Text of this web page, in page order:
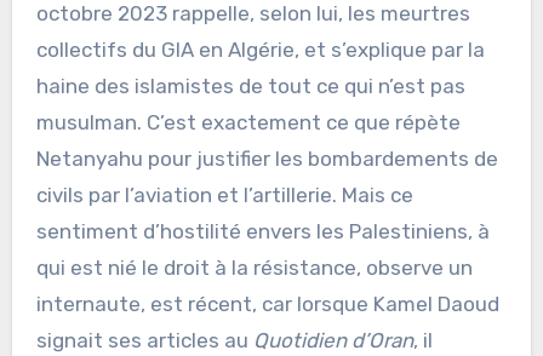
octobre 2023 rappelle, selon lui, les meurtres
collectifs du GIA en Algérie, et s’explique par la
haine des islamistes de tout ce qui n’est pas
musulman. C’est exactement ce que répète
Netanyahu pour justifier les bombardements de
civils par l’aviation et l’artillerie. Mais ce
sentiment d’hostilité envers les Palestiniens, à
qui est nié le droit à la résistance, observe un
internaute, est récent, car lorsque Kamel Daoud
signait ses articles au Quotidien d’Oran, il